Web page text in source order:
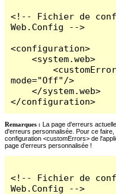
<!-- Fichier de
Web.Config -->
<configuration>
    <system.web>
        <customErrors
mode="Off"/>
    </system.web>
</configuration>
Remarques : La page d'erreurs
d'erreurs personnalisée. Pour ce
configuration <customErrors> de
page d'erreurs personnalisée !
<!-- Fichier de
Web.Config -->